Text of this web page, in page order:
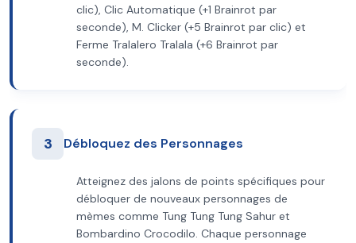
clic), Clic Automatique (+1 Brainrot par
seconde), M. Clicker (+5 Brainrot par clic) et
Ferme Tralalero Tralala (+6 Brainrot par
seconde).
3 Débloquez des Personnages
Atteignez des jalons de points spécifiques pour
débloquer de nouveaux personnages de
mèmes comme Tung Tung Tung Sahur et
Bombardino Crocodilo. Chaque personnage